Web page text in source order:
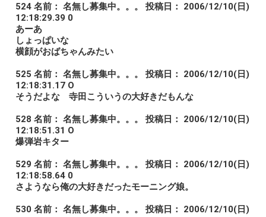
524 名前： 名無し募集中。。。 投稿日： 2006/12/10(日)
12:18:29.39 0
あーあ
しょっぱいな
横顔がおばちゃんみたい
525 名前： 名無し募集中。。。 投稿日： 2006/12/10(日)
12:18:31.17 O
そうだよな 寺田こういうの大好きだもんな
528 名前： 名無し募集中。。。 投稿日： 2006/12/10(日)
12:18:51.31 O
爆弾岩キター
529 名前： 名無し募集中。。。 投稿日： 2006/12/10(日)
12:18:58.64 0
さようなら俺の大好きだったモーニング娘。
530 名前： 名無し募集中。。。 投稿日： 2006/12/10(日)